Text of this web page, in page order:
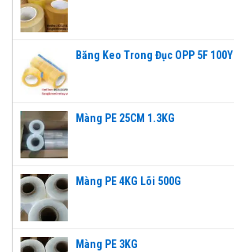
Băng Keo Trong Đục OPP 5F 100Y
Màng PE 25CM 1.3KG
Màng PE 4KG Lõi 500G
Màng PE 3KG